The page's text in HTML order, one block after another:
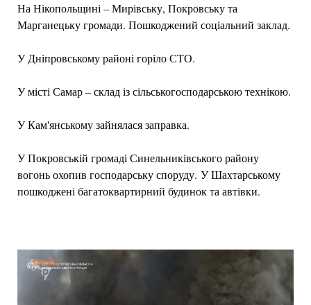
На Нікопольщині – Мирівську, Покровську та
Марганецьку громади. Пошкоджений соціальний заклад.
У Дніпровському районі горіло СТО.
У місті Самар – склад із сільськогосподарською технікою.
У Кам'янському зайнялася заправка.
У Покровській громаді Синельниківського району
вогонь охопив господарську споруду. У Шахтарському
пошкоджені багатоквартирний будинок та автівки.